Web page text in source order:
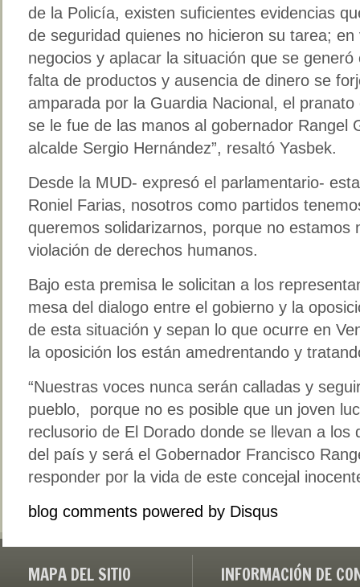
de la Policía, existen suficientes evidencias
de seguridad quienes no hicieron su tarea;
negocios y aplacar la situación que se
falta de productos y ausencia de dinero se
amparada por la Guardia Nacional, el
se le fue de las manos al gobernador Rangel
alcalde Sergio Hernández”, resaltó Yasbek.
Desde la MUD- expresó el parlamentario-
Roniel Farias, nosotros como partidos
queremos solidarizarnos, porque no estamos
violación de derechos humanos.
Bajo esta premisa le solicitan a los
mesa del dialogo entre el gobierno y la
de esta situación y sepan lo que ocurre en
la oposición los están amedrentando y
“Nuestras voces nunca serán calladas y
pueblo, porque no es posible que un joven
reclusorio de El Dorado donde se llevan a los
del país y será el Gobernador Francisco
responder por la vida de este concejal
blog comments powered by Disqus
MAPA DEL SITIO INFORMACIÓN DE